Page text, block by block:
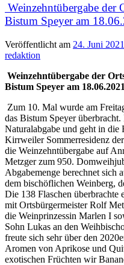
Weinzehntübergabe der
Bistum Speyer am
Veröffentlicht am 24. Juni 2021
redaktion
Weinzehntübergabe der
Bistum Speyer am 18.06.2021
Zum 10. Mal wurde am
das Bistum Speyer
Naturalabgabe und geht in
Kirrweiler Sommerresidenz
die Weinzehntübergabe auf
Metzger zum 950.
Abgabemenge berechnet sich
dem bischöflichen Weinberg,
Die 138 Flaschen
mit Ortsbürgermeister Rolf
die Weinprinzessin Marlen I
Sohn Lukas an den
freute sich sehr über den
Aromen von Aprikose und
exotischen Früchten wir